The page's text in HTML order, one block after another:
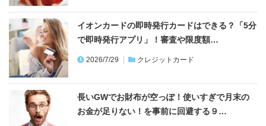
イオンカードの即時発行カードはできる？「5分
で即時発行アプリ」！審査や限度額…
2026/7/29 クレジットカード
長いGWでお財布が空っぽ！使いすぎで月末の
お金が足りない！を事前に回避する９…